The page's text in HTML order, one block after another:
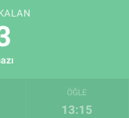
ÖĞLE
13:15